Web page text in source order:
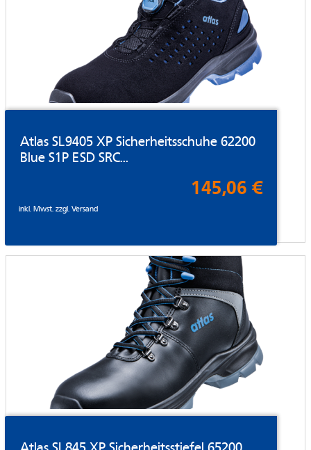
Atlas SL9405 XP Sicherheitsschuhe 62200
Blue S1P ESD SRC...
145,06 €
inkl. Mwst. zzgl.Versand